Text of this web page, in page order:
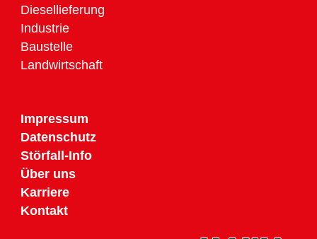
Diesellieferung
Industrie
Baustelle
Landwirtschaft
Impressum
Datenschutz
Störfall-Info
Über uns
Karriere
Kontakt